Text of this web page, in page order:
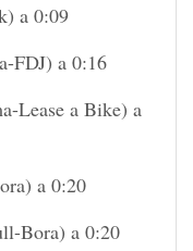
a 0:09
FDJ) a 0:16
Lease a Bike) a
a 0:20
Bora) a 0:20